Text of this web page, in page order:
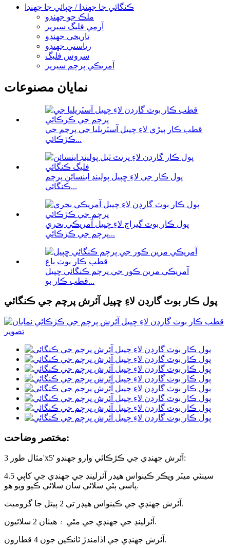
ڪنگائي جا جهنڊا / ڇپائي جا جهنڊا
ملڪ جو جهنڊو
آرمي فليگ سيريز
تاريخي جهنڊو
رياستي جهنڊو
سروس فليگ
آمريڪي پرچم سيريز
نمايان مصنوعات
قطب ڪار ٻيڙي لاءِ ڇپيل آسٽريليا جي پرچم جي
ڪڙڪائي...
پول ڪار جي لاءِ ڇپيل پولينڊ اينسائن پرچم
ڪنگائي...
پول ڪار بوٽ گيراج لاءِ ڇپيل آمريڪي بحري
پرچم جي ڪڙڪائي...
آمريڪي مرين ڪور جي پرچم ڪنگائي ڇپيل
قطب ڪار بو...
پول ڪار بوٽ گارڊن لاءِ ڇپيل آئرش پرچم جي ڪنگائي
مختصر وضاحت:
مثال طور 3'x5' آئرش جھنڊي جي ڪڙڪائي وارو جھنڊو:
4.5 سينٽي ميٽر ويڪر ڪينواس هيڊر آئرلينڊ جي جهنڊي جي کاٻي
پاسي ٻٽي سلائي سان سلائي ڪيو ويو هو.
آئرش جهنڊي جي ڪينواس هيڊر تي 2 پيتل جا گروميٽ.
آئرلينڊ جي جهنڊي جي مٿي ۽ هيٺان 2 سلائيون.
آئرش جهنڊي جي اڏامندڙ ٽانڪين جون 4 قطارون.